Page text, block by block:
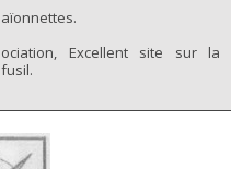
Excellent site sur la